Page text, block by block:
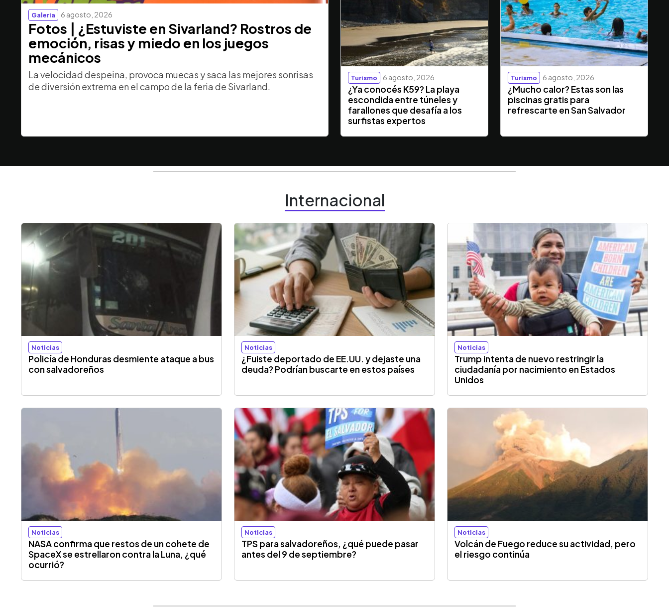
Galeria 6 agosto, 2026
Fotos | ¿Estuviste en Sivarland? Rostros de
emoción, risas y miedo en los juegos
mecánicos
La velocidad despeina, provoca muecas y saca las mejores sonrisas
de diversión extrema en el campo de la feria de Sivarland.
Turismo 6 agosto, 2026
¿Ya conocés K59? La playa
escondida entre túneles y
farallones que desafía a los
surfistas expertos
Turismo 6 agosto, 2026
¿Mucho calor? Estas son las
piscinas gratis para
refrescarte en San Salvador
Internacional
Noticias
Policía de Honduras desmiente ataque a bus
con salvadoreños
Noticias
¿Fuiste deportado de EE.UU. y dejaste una
deuda? Podrían buscarte en estos países
Noticias
Trump intenta de nuevo restringir la
ciudadanía por nacimiento en Estados
Unidos
Noticias
NASA confirma que restos de un cohete de
SpaceX se estrellaron contra la Luna, ¿qué
ocurrió?
Noticias
TPS para salvadoreños, ¿qué puede pasar
antes del 9 de septiembre?
Noticias
Volcán de Fuego reduce su actividad, pero
el riesgo continúa